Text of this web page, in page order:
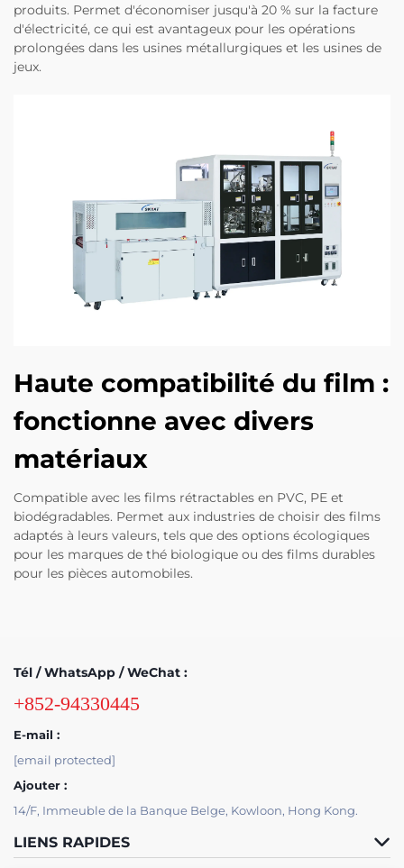
produits. Permet d'économiser jusqu'à 20 % sur la facture
d'électricité, ce qui est avantageux pour les opérations
prolongées dans les usines métallurgiques et les usines de
jeux.
Haute compatibilité du film :
fonctionne avec divers
matériaux
Compatible avec les films rétractables en PVC, PE et
biodégradables. Permet aux industries de choisir des films
adaptés à leurs valeurs, tels que des options écologiques
pour les marques de thé biologique ou des films durables
pour les pièces automobiles.
Tél / WhatsApp / WeChat :
+852-94330445
E-mail :
[email protected]
Ajouter :
14/F, Immeuble de la Banque Belge, Kowloon, Hong Kong.
LIENS RAPIDES